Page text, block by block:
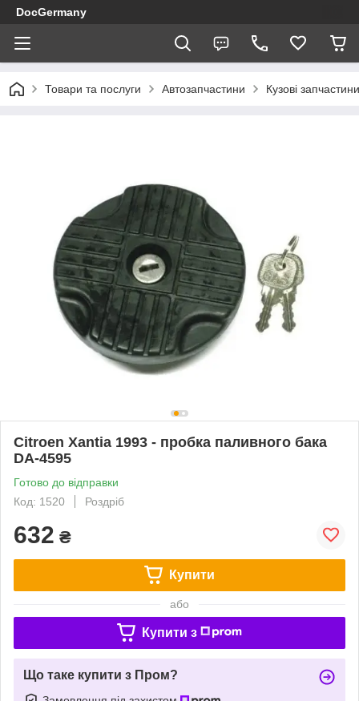
DocGermany
Товари та послуги Автозапчастини Кузові запчастини
Citroen Xantia 1993 - пробка паливного бака
DA-4595
Готово до відправки
Код: 1520
Роздріб
632 ₴
Купити
або
Купити з
Що таке купити з Пром?